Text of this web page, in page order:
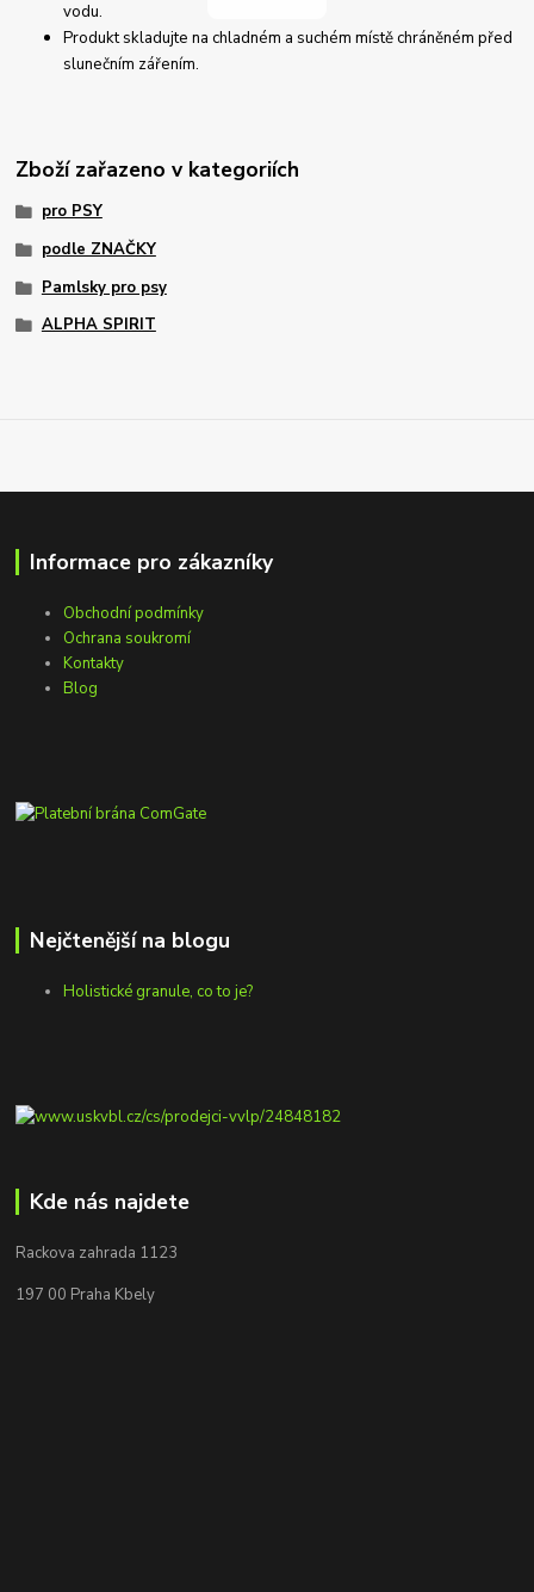
vodu.
Produkt skladujte na chladném a suchém místě chráněném před
slunečním zářením.
Zboží zařazeno v kategoriích
pro PSY
podle ZNAČKY
Pamlsky pro psy
ALPHA SPIRIT
Informace pro zákazníky
Obchodní podmínky
Ochrana soukromí
Kontakty
Blog
Nejčtenější na blogu
Holistické granule, co to je?
Kde nás najdete
Rackova zahrada 1123
197 00 Praha Kbely